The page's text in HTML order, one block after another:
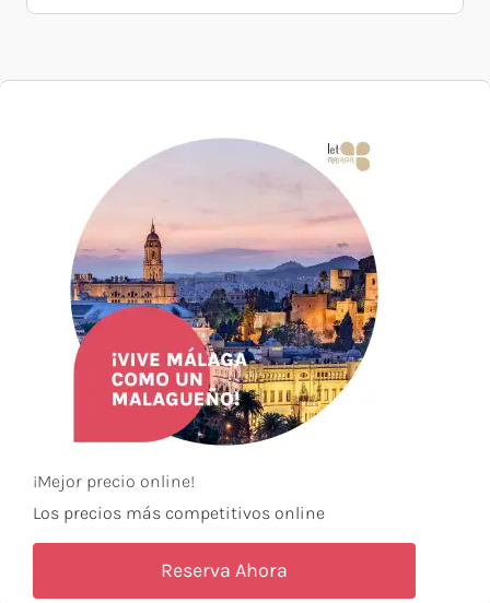
¡Mejor precio online!
Los precios más competitivos online
Reserva Ahora